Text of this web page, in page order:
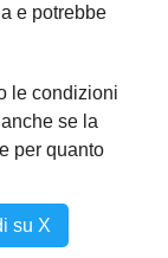
e potrebbe
le condizioni
se la
per quanto
su X